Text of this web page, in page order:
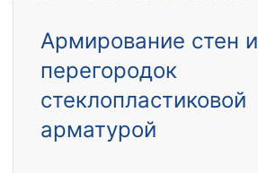
Армирование стен и
перегородок
стеклопластиковой
арматурой